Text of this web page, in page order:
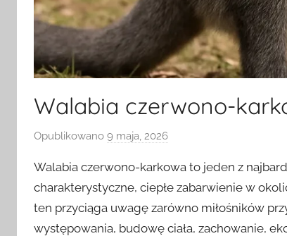
Walabia czerwono-
Opublikowano 9 maja, 2026
z
e
z
Walabia czerwono-karkowa to jeden z
charakterystyczne, ciepłe zabarwienie w
ten przyciąga uwagę zarówno miłośników
występowania, budowę ciała, zachowanie,